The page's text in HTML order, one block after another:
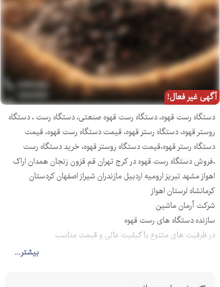
آگهی غیر فعال!
بیشتر...
دستگاه رست قهوه، دستگاه رست قهوه صنعتی، دستگاه رست ، دستگاه
روستر قهوه، دستگاه رستر قهوه، قیمت دستگاه رست قهوه، قیمت
دستگاه رستر قهوه،قیمت دستگاه روستر قهوه، خرید دستگاه رست
،فروش دستگاه رست قهوه در کرج تهران قم قزون زنجان همدان اراک
اهواز مشهد تبریز ارومیه اردبیل مازندران شیراز اصفهان کردستان
کرمانشاه لرستان اهواز
شرکت آرمان ماشین
سازنده دستگاه های رست قهوه
در ظرفیت های متنوع با کیفیت عالی و قیمت مناسب
دستگاه رست کیلو